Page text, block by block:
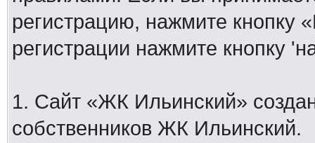
регистрацию, нажмите кнопку
регистрации нажмите кнопку
1. Сайт «ЖК Ильинский»
собственников ЖК Ильинский.